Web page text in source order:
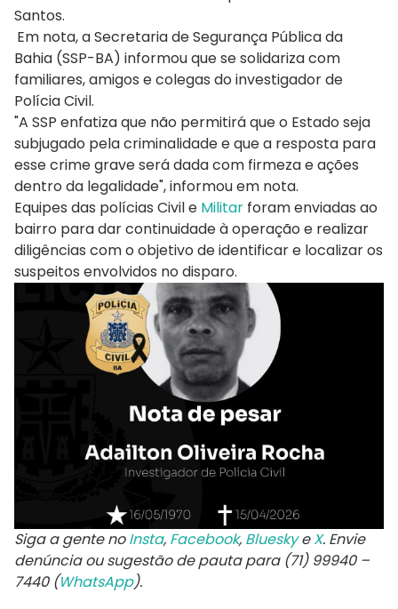
Santos.
Em nota, a Secretaria de Segurança Pública da
Bahia (SSP-BA) informou que se solidariza com
familiares, amigos e colegas do investigador de
Polícia Civil.
"A SSP enfatiza que não permitirá que o Estado seja
subjugado pela criminalidade e que a resposta para
esse crime grave será dada com firmeza e ações
dentro da legalidade", informou em nota.
Equipes das polícias Civil e Militar foram enviadas ao
bairro para dar continuidade à operação e realizar
diligências com o objetivo de identificar e localizar os
suspeitos envolvidos no disparo.
Siga a gente noInsta, Facebook, BlueskyeX. Envie
denúncia ou sugestão de pauta para (71) 99940 –
7440 (WhatsApp).